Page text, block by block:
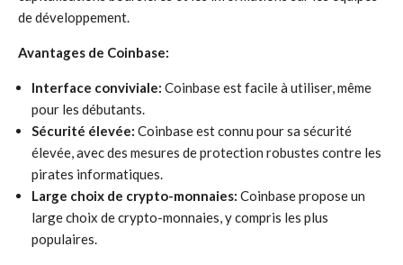
de développement.
Avantages de Coinbase:
Interface conviviale: Coinbase est facile à utiliser, même
pour les débutants.
Sécurité élevée: Coinbase est connu pour sa sécurité
élevée, avec des mesures de protection robustes contre les
pirates informatiques.
Large choix de crypto-monnaies: Coinbase propose un
large choix de crypto-monnaies, y compris les plus
populaires.